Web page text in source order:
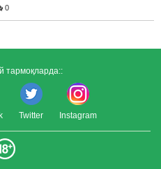
0
тармоқларда::
Twitter Instagram